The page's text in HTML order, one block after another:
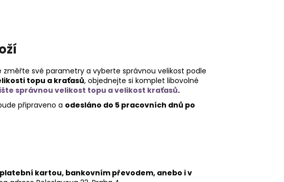
své parametry a vyberte správnou velikost podle
topu a kraťasů, objednejte si komplet libovolné
správnou velikost topu a velikost kraťasů.
připraveno a odesláno do 5 pracovních dnů po
kartou, bankovním převodem, anebo i v